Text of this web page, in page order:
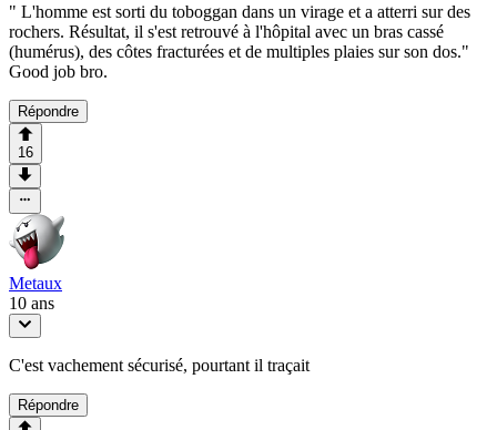
" L'homme est sorti du toboggan dans un virage et a atterri sur des
rochers. Résultat, il s'est retrouvé à l'hôpital avec un bras cassé
(humérus), des côtes fracturées et de multiples plaies sur son dos."
Good job bro.
Répondre
16
Metaux
10 ans
C'est vachement sécurisé, pourtant il traçait
Répondre